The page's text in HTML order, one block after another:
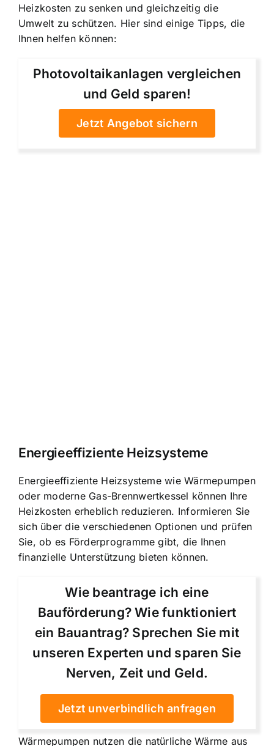
Heizkosten zu senkenund gleichzeitig die
Umwelt zu schützen. Hier sind einige Tipps, die
Ihnen helfen können:
Photovoltaikanlagen vergleichen
und Geld sparen!
Jetzt Angebot sichern
Energieeffiziente Heizsysteme
Energieeffiziente Heizsysteme wie Wärmepumpen
oder moderne Gas-Brennwertkessel können Ihre
Heizkosten erheblich reduzieren. Informieren Sie
sich über die verschiedenen Optionen und prüfen
Sie, ob es Förderprogramme gibt, die Ihnen
finanzielle Unterstützung bieten können.
Wie beantrage ich eine
Bauförderung? Wie funktioniert
ein Bauantrag? Sprechen Sie mit
unseren Experten und sparen Sie
Nerven, Zeit und Geld.
Jetzt unverbindlich anfragen
Wärmepumpen nutzen die natürliche Wärme aus